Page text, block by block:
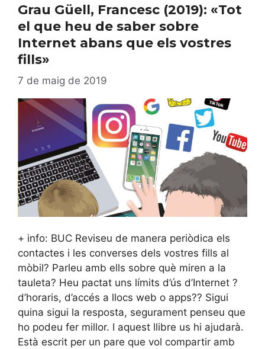
Grau Güell, Francesc (2019): «Tot
el que heu de saber sobre
Internet abans que els vostres
fills»
7 de maig de 2019
+ info: BUC Reviseu de manera periòdica els
contactes i les converses dels vostres fills al
mòbil? Parleu amb ells sobre què miren a la
tauleta? Heu pactat uns límits d’ús d’Internet ?
d’horaris, d’accés a llocs web o apps?? Sigui
quina sigui la resposta, segurament penseu que
ho podeu fer millor. I aquest llibre us hi ajudarà.
Està escrit per un pare que vol compartir amb